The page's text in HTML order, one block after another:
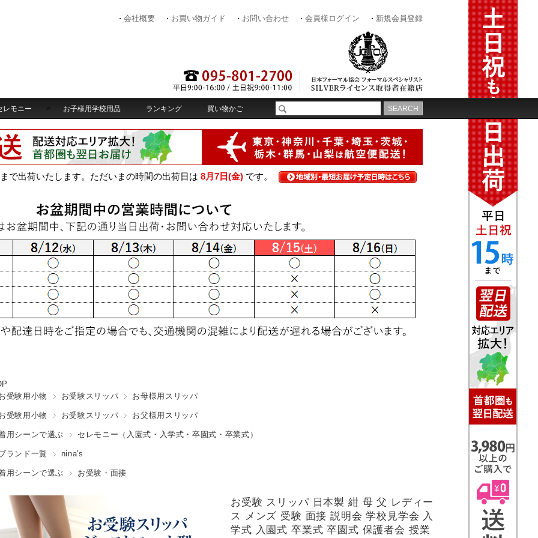
受験用小物
お受験スリッパ お母様用スリッパ
受験用小物 お受験スリッパ お父様用スリッパ
用シーンで選ぶ セレモニー（入園式・入学式・卒園式・卒業式）
ランド一覧 nina's
用シーンで選ぶ お受験・面接
お受験 スリッパ 日本製 紺 母 父 レディー
ス メンズ 受験 面接 説明会 学校見学会 入
学式 入園式 卒業式 卒園式 保護者会 授業